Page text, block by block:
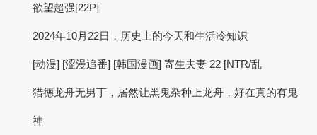
欲望超强[22P]
2024年10月22日，历史上的今天和生活冷知识
[动漫] [涩漫追番] [韩国漫画] 寄生夫妻 22 [NTR/乱
猎德龙舟无男丁，居然让黑鬼杂种上龙舟，好在真的有鬼
神